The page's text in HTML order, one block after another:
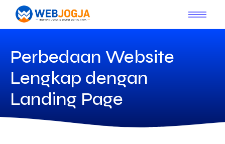
Perbedaan Website
Lengkap dengan
Landing Page